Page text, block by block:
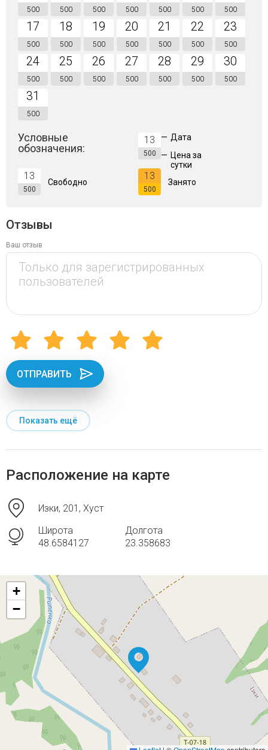
500 500 500 500 500 500 500
17
500
18
500
19
500
20
500
21
500
22
500
23
500
24
500
25
500
26
500
27
500
28
500
29
500
30
500
31
500
Условные
обозначения:
13
500
— Дата
— Цена за
сутки
13
500
Свободно
13
500
Занято
Отзывы
Ваш отзыв
ОТПРАВИТЬ
Показать ещё
Расположение на карте
Изки, 201, Хуст
Широта
48.6584127
Долгота
23.358683
+
−